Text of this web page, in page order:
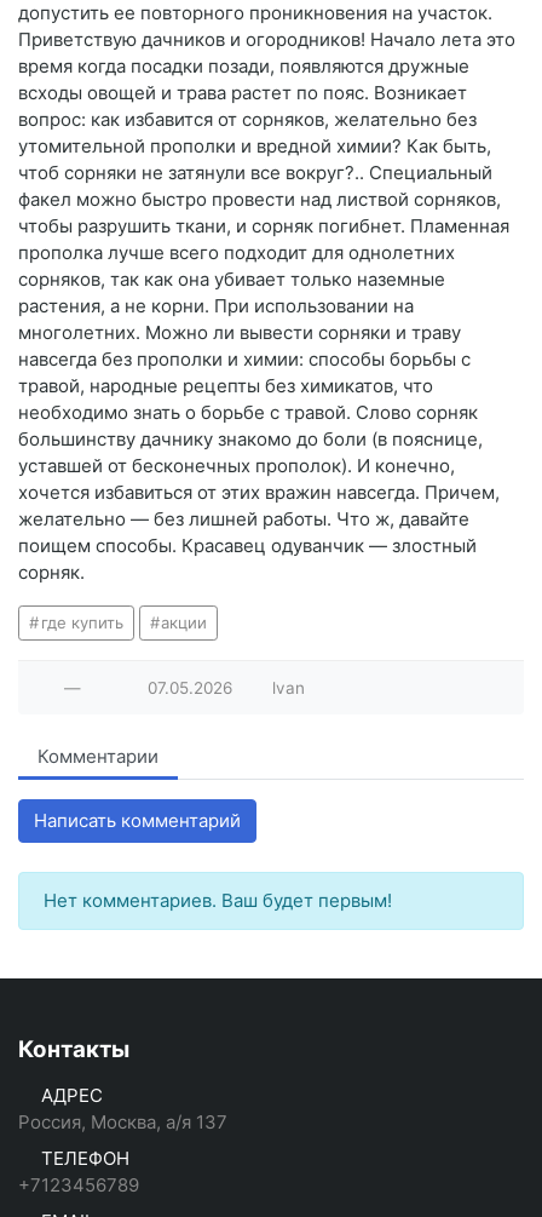
допустить ее повторного проникновения на участок.
Приветствую дачников и огородников! Начало лета это
время когда посадки позади, появляются дружные
всходы овощей и трава растет по пояс. Возникает
вопрос: как избавится от сорняков, желательно без
утомительной прополки и вредной химии? Как быть,
чтоб сорняки не затянули все вокруг?.. Специальный
факел можно быстро провести над листвой сорняков,
чтобы разрушить ткани, и сорняк погибнет. Пламенная
прополка лучше всего подходит для однолетних
сорняков, так как она убивает только наземные
растения, а не корни. При использовании на
многолетних. Можно ли вывести сорняки и траву
навсегда без прополки и химии: способы борьбы с
травой, народные рецепты без химикатов, что
необходимо знать о борьбе с травой. Слово сорняк
большинству дачнику знакомо до боли (в пояснице,
уставшей от бесконечных прополок). И конечно,
хочется избавиться от этих вражин навсегда. Причем,
желательно — без лишней работы. Что ж, давайте
поищем способы. Красавец одуванчик — злостный
сорняк.
где купить акции
— 07.05.2026 lvan
Комментарии
Написать комментарий
Нет комментариев. Ваш будет первым!
Контакты
АДРЕС
Россия, Москва, а/я 137
ТЕЛЕФОН
+7123456789